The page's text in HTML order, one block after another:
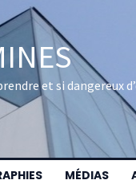
et si
MÉDIAS